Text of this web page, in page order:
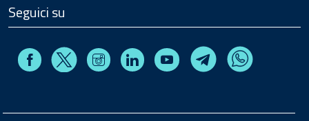
Seguici su
FacebookX InstagramLinkedin Youtube TelegramWhatsapp